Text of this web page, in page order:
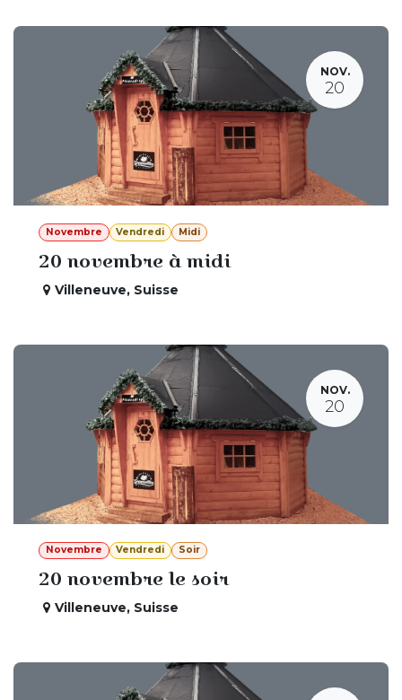
NOV.
20
Novembre Vendredi Midi
20 novembre à midi
Villeneuve, Suisse
NOV.
20
Novembre Vendredi Soir
20 novembre le soir
Villeneuve, Suisse